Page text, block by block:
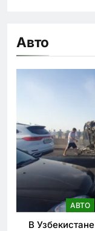
Авто
АВТО
В